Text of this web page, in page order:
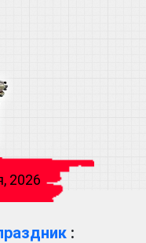
2026
: